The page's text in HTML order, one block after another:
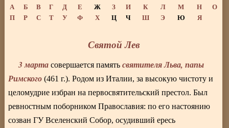
А Б В Г Д Е Ж З И К Л М Н
О
П
Р С Т У Ф Х Ц Ч Ш Э Ю Я
Святой Лев
3 марта совершается памятьсвятителя Льва, папы
Римского (461 г.). Родом из Италии, за высокую чистоту и
целомудрие избран на первосвятительский престол. Был
ревностным поборником Православия: по его настоянию
созван ГУ Вселенский Собор, осудивший ересь